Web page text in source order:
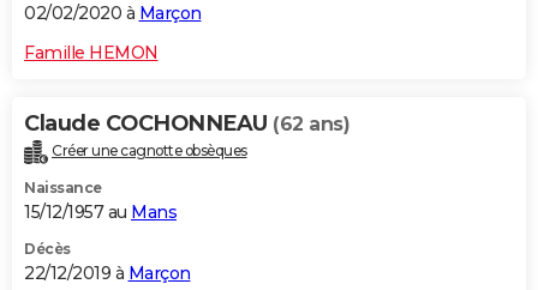
02/02/2020 à Marçon
Famille HEMON
Claude COCHONNEAU (62 ans)
Créer une cagnotte obsèques
Naissance
15/12/1957 au Mans
Décès
22/12/2019 à Marçon